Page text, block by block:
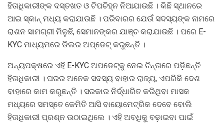
ହିତାଧିକାରୀଙ୍କ ଦସ୍ତଖତ ଓ ଟିପଚିହ୍ନ ନିଆଯାଉଛି । କିଛି ସ୍ଥାନରେ
ଆଇ ସ୍କାନ୍‌ ମଧ୍ୟ କରାଯାଉଛି । ପରିବାରର ଯେଉଁ ସଦସ୍ୟଙ୍କ ନାମରେ
ରାଶନ ସାମଗ୍ରୀ ମିଳୁଛି, ସେମାନଙ୍କର ଯାଞ୍ଚ କରାଯାଉଛି । ପରେ E-
KYC ମାଧ୍ୟମରେ ଡିଲର ଅପ୍‌ଡେଟ୍‌ କରୁଛନ୍ତି ।
ଅନ୍ୟପକ୍ଷରେ ଏହି E-KYC ଅପଡେଟ୍‌କୁ ନେଇ ଚିନ୍ତାରେ ପଡ଼ିଛନ୍ତି
ହିତାଧିକାରୀ । ଘରର ଅନେକ ସଦସ୍ୟ ବାହାର ରାଜ୍ୟ, ଏପରିକି ଦେଶ
ବାହାରେ କାମ କରୁଛନ୍ତି । ସରକାର ନିର୍ଦ୍ଧାରିତ କରିଥିବା ମାସକ
ମଧ୍ୟରେ ସମସ୍ତେ କେମିତି ଆସି ବାୟୋମେଟ୍ରିକ ଦେବେ ବୋଲି
ହିତାଧିକାରୀ ପ୍ରଶ୍ନ ଉଠାଇଥିଲେ । ଏହି ଅବଧିକୁ ବଢ଼ାଇବା ପାଇଁ